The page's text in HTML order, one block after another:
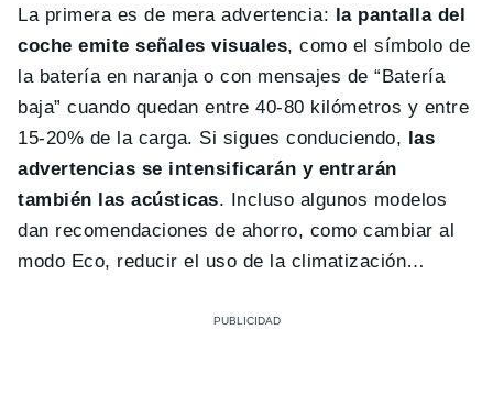
La primera es de mera advertencia: la pantalla del
coche emite señales visuales, como el símbolo de
la batería en naranja o con mensajes de “Batería
baja” cuando quedan entre 40-80 kilómetros y entre
15-20% de la carga. Si sigues conduciendo, las
advertencias se intensificarán y entrarán
también las acústicas. Incluso algunos modelos
dan recomendaciones de ahorro, como cambiar al
modo Eco, reducir el uso de la climatización…